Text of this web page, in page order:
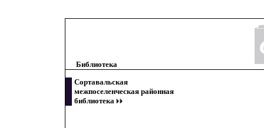
Библиотека
Сортавальская
межпоселенческая районная
библиотека